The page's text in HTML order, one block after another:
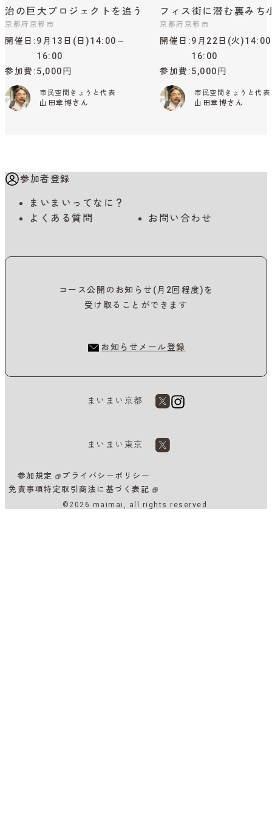
治の巨大プロジェクトを追う
京都府京都市
開催日
9月13日(日)14:00～
16:00
参加費 5,000円
市民空間きょうと代表
山田章博さん
フィス街に潜む裏みち
京都府京都市
開催日
9月22日(火
16:00
参加費 5,000円
市民空間きょうと代表
山田章博さん
参加者登録
まいまいってなに？
よくある質問
お問い合わせ
コース公開のお知らせ(月2回程度)を
受け取ることができます
お知らせメール登録
まいまい京都
まいまい東京
参加規定
プライバシーポリシー
免責事項特定取引商法に基づく表記
©2026 maimai, all rights reserved.